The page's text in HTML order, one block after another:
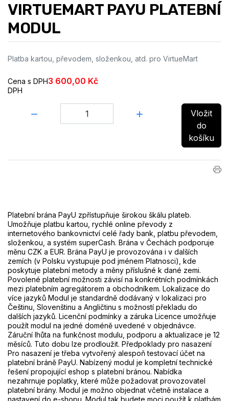
VIRTUEMART PAYU PLATEBNÍ
MODUL
Platba kartou, převodem, složenkou, atd. pro VirtueMart
Cena s DPH3 600,00 Kč
DPH
Vložit
do
košíku
Platební brána PayU zpřístupňuje širokou škálu plateb.
Umožňuje platbu kartou, rychlé online převody z
internetového bankovnictví celé řady bank, platbu převodem,
složenkou, a systém superCash. Brána v Čechách podporuje
měnu CZK a EUR. Brána PayU je provozována i v dalších
zemích (v Polsku vystupuje pod jménem Platnosci), kde
poskytuje platební metody a měny příslušné k dané zemi.
Povolené platební možnosti závisí na konkrétních podmínkách
mezi platebním agregátorem a obchodníkem. Lokalizace do
více jazyků Modul je standardně dodávaný v lokalizaci pro
Češtinu, Slovenštinu a Angličtinu s možností překladu do
dalších jazyků. Licenční podmínky a záruka Licence umožňuje
použít modul na jedné doméně uvedené v objednávce.
Záruční lhůta na funkčnost modulu, podporu a aktualizace je 12
měsíců. Tuto dobu lze prodloužit. Předpoklady pro nasazení
Pro nasazení je třeba vytvořený alespoň testovací účet na
platební bráně PayU. Nabízený modul je kompletní technické
řešení propojující eshop s platební bránou. Nabídka
nezahrnuje poplatky, které může požadovat provozovatel
platební brány. Modul je možno objednat včetně instalace a